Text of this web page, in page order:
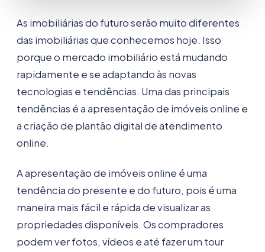
As imobiliárias do futuro serão muito diferentes
das imobiliárias que conhecemos hoje. Isso
porque o mercado imobiliário está mudando
rapidamente e se adaptando às novas
tecnologias e tendências. Uma das principais
tendências é a apresentação de imóveis online e
a criação de plantão digital de atendimento
online.
A apresentação de imóveis online é uma
tendência do presente e do futuro, pois é uma
maneira mais fácil e rápida de visualizar as
propriedades disponíveis. Os compradores
podem ver fotos, vídeos e até fazer um tour